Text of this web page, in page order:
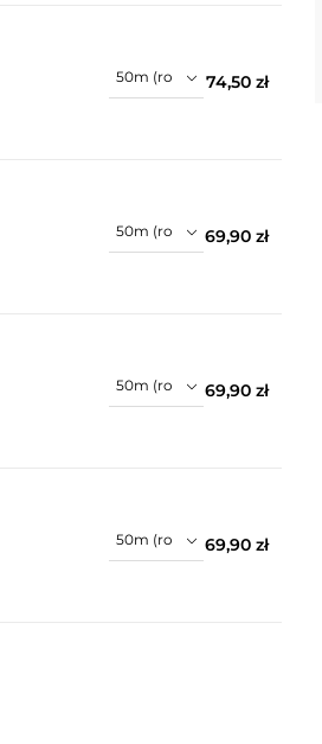
74,50 zł
69,90 zł
69,90 zł
69,90 zł